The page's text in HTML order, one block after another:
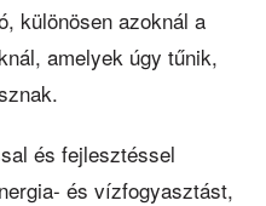
különösen azoknál a
amelyek úgy tűnik,
és fejlesztéssel
és vízfogyasztást,